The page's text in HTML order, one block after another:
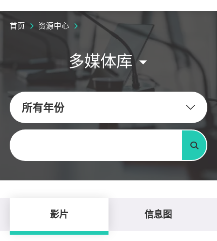
首页 资源中心
多媒体库
所有年份
关键字
搜寻
影片 信息图